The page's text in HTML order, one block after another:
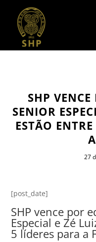
SHP
SENIOR
ESTÃO
27
[post_date]
SHP vence por
Especial e Zé
5 líderes para a